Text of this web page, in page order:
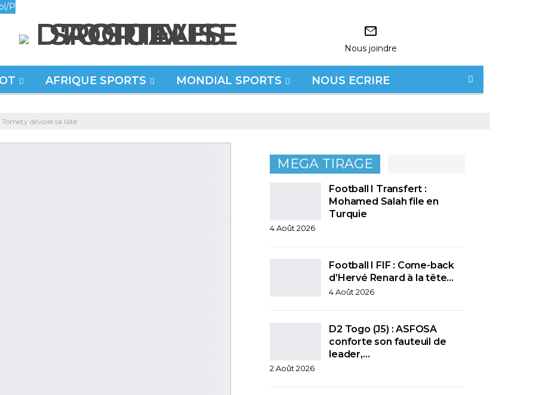
P
Nous joindre
AFRIQUE SPORTS MONDIAL SPORTS NOUS ECRIRE
dévoile sa liste
MEGA TIRAGE
Football I Transfert :
Mohamed Salah file en
Turquie
4 Août 2026
Football I FIF : Come-back
d’Hervé Renard à la tête…
4 Août 2026
D2 Togo (J5) : ASFOSA
conforte son fauteuil de
leader,…
2 Août 2026